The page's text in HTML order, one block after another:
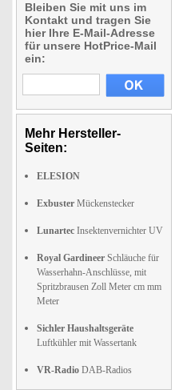
Bleiben Sie mit uns im
Kontakt und tragen Sie
hier Ihre E-Mail-Adresse
für unsere HotPrice-Mail
ein:
Mehr Hersteller-
Seiten:
ELESION
Exbuster Mückenstecker
Lunartec Insektenvernichter UV
Royal Gardineer Schläuche für
Wasserhahn-Anschlüsse, mit
Spritzbrausen Zoll Meter cm mm
Meter
Sichler Haushaltsgeräte
Luftkühler mit Wassertank
VR-Radio DAB-Radios